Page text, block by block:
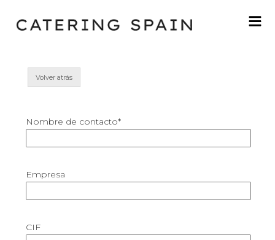
Volver atrás
Nombre de contacto*
Empresa
CIF